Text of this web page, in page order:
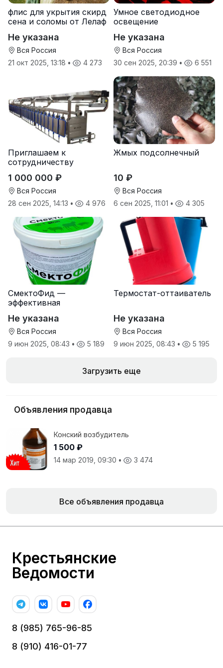
флис для укрытия скирд
сена и соломы от Лелаф
Не указана
Вся Россия
21 окт 2025, 13:18 • 4 273
Умное светодиодное
освещение
Не указана
Вся Россия
30 сен 2025, 20:39 • 6 551
Приглашаем к
сотрудничеству
1 000 000 ₽
Вся Россия
28 сен 2025, 14:13 • 4 976
Жмых подсолнечный
10 ₽
Вся Россия
6 сен 2025, 11:01 • 4 305
СмектоФид —
эффективная
антидиарейная
кормовая добавка для
телят
Не указана
Вся Россия
9 июн 2025, 08:43 • 5 189
Термостат-оттаиватель
Не указана
Вся Россия
9 июн 2025, 08:43 • 5 195
Загрузить еще
Объявления продавца
Конский возбудитель
1 500 ₽
14 мар 2019, 09:30 • 3 474
Все объявления продавца
Крестьянские
Ведомости
8 (985) 765-96-85
8 (910) 416-01-77